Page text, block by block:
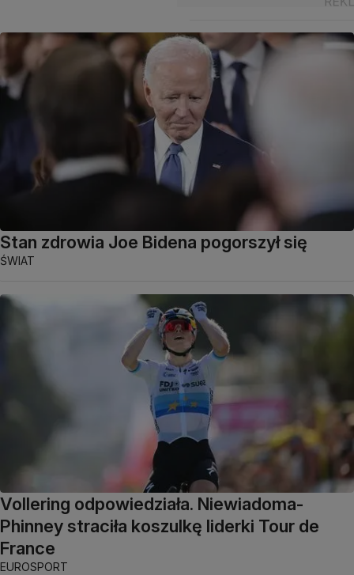
Stan zdrowia Joe Bidena pogorszył się
ŚWIAT
Vollering odpowiedziała. Niewiadoma-
Phinney straciła koszulkę liderki Tour de
France
EUROSPORT